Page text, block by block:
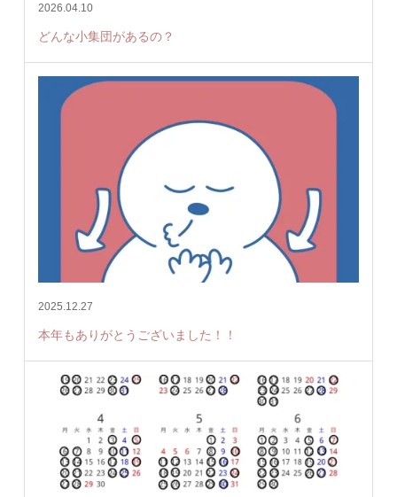
2026.04.10
どんな小集団があるの？
2025.12.27
本年もありがとうございました！！